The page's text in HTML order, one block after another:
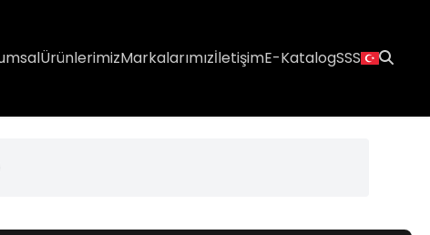
ÜrünlerimizMarkalarımızİletişimE-KatalogSSS